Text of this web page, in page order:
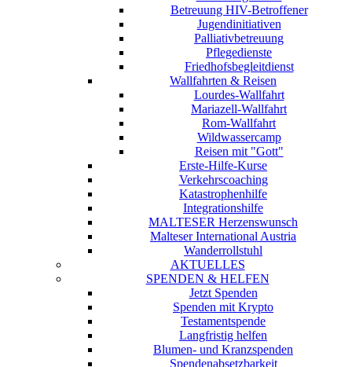
Betreuung HIV-Betroffener
Jugendinitiativen
Palliativbetreuung
Pflegedienste
Friedhofsbegleitdienst
Wallfahrten & Reisen
Lourdes-Wallfahrt
Mariazell-Wallfahrt
Rom-Wallfahrt
Wildwassercamp
Reisen mit "Gott"
Erste-Hilfe-Kurse
Verkehrscoaching
Katastrophenhilfe
Integrationshilfe
MALTESER Herzenswunsch
Malteser International Austria
Wanderrollstuhl
AKTUELLES
SPENDEN & HELFEN
Jetzt Spenden
Spenden mit Krypto
Testamentspende
Langfristig helfen
Blumen- und Kranzspenden
Spendenabsetzbarkeit